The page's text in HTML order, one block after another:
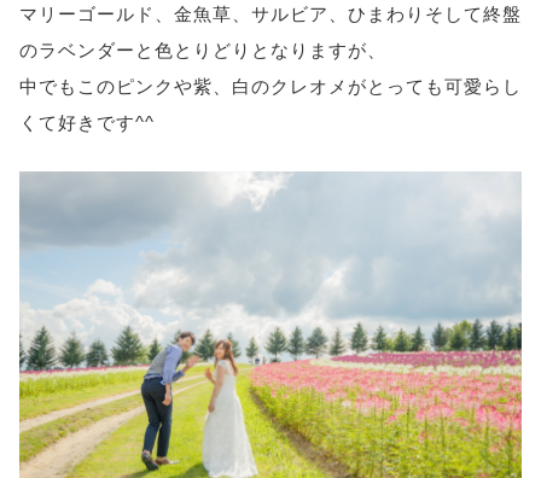
マリーゴールド、金魚草、サルビア、ひまわりそして終盤
のラベンダーと色とりどりとなりますが、
中でもこのピンクや紫、白のクレオメがとっても可愛らし
くて好きです^^